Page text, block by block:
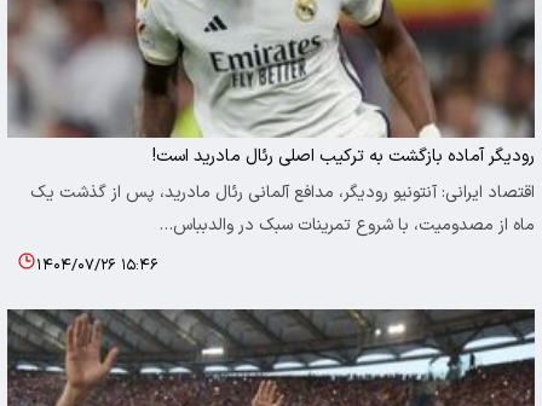
رودیگر آماده بازگشت به ترکیب اصلی رئال مادرید است!
اقتصاد ایرانی: آنتونیو رودیگر، مدافع آلمانی رئال مادرید، پس از گذشت یک
ماه از مصدومیت، با شروع تمرینات سبک در والدبباس…
۱۴۰۴/۰۷/۲۶ ۱۵:۴۶